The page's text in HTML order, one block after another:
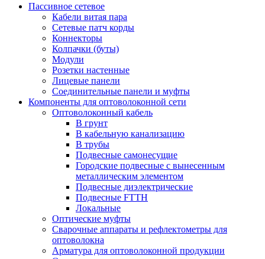
Пассивное сетевое
Кабели витая пара
Сетевые патч корды
Коннекторы
Колпачки (буты)
Модули
Розетки настенные
Лицевые панели
Соединительные панели и муфты
Компоненты для оптоволоконной сети
Оптоволоконный кабель
В грунт
В кабельную канализацию
В трубы
Подвесные самонесущие
Городские подвесные с вынесенным
металлическим элементом
Подвесные диэлектрические
Подвесные FTTH
Локальные
Оптические муфты
Сварочные аппараты и рефлектометры для
оптоволокна
Арматура для оптоволоконной продукции